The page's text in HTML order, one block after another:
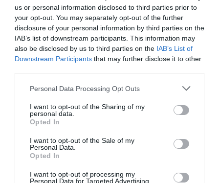
us or personal information disclosed to third parties prior to
your opt-out. You may separately opt-out of the further
disclosure of your personal information by third parties on the
IAB’s list of downstream participants. This information may
also be disclosed by us to third parties on the IAB’s List of
Downstream Participants that may further disclose it to other
Please note that this website/app uses one or more Google
not limited to your visit or usage behaviour. You may click to
grant or deny consent to Google and its third-party tags to
use your data for below specified purposes in below Google
consent section.
Personal Data Processing Opt Outs
I want to opt-out of the Sharing of my
personal data.
Opted In
I want to opt-out of the Sale of my
Personal Data.
Opted In
I want to opt-out of processing my
Personal Data for Targeted Advertising.
Απόψε πάμε όλοι στα Άνω Στύρα
της Εύβοιας!
06.08.2026 | 14:30
Σε αυτή την περιοχή της Εύβοιας
θα γίνει σήμερα πανηγύρι
Έρχεται το 9ο Αλιβεριώτικο
Αντάμωμα! Πότε και πού θα γίνει
Οταν ο Άγιος Ιωάννης ο Ρώσσος
Εύβοιας από την φωτιά
Όλες οι τελευταίες ειδήσεις